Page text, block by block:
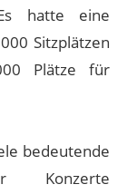
hatte eine
Sitzplätzen
Plätze für
bedeutende
Konzerte